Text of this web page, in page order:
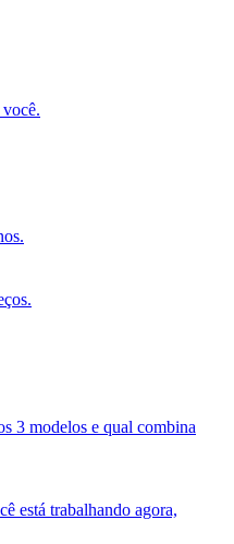
3 modelos e qual combina
está trabalhando agora,